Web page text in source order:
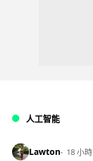
人工智能
Lawton 18 小時